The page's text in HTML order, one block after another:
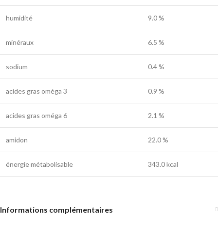
humidité 9.0 %
minéraux 6.5 %
sodium 0.4 %
acides gras oméga 3 0.9 %
acides gras oméga 6 2.1 %
amidon 22.0 %
énergie métabolisable 343.0 kcal
Informations complémentaires